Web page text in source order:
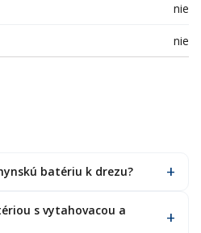
nie
nie
batériu k drezu?
s vytahovacou a